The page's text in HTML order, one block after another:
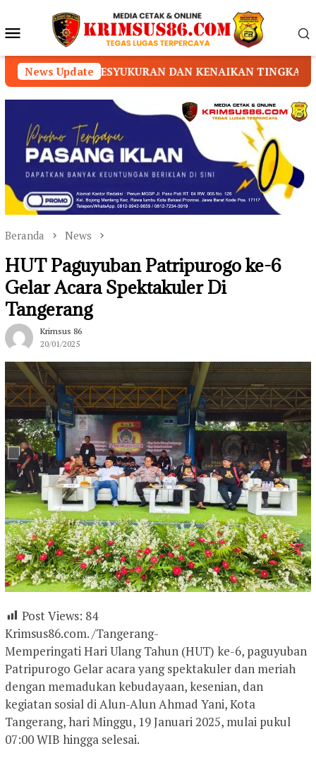
konten Menu
Mobile
News Update
DAN KENAIKAN TINGKAT/SABUK
Beranda News
HUT Paguyuban Patripurogo ke-6
Gelar Acara Spektakuler Di
Tangerang
Krimsus 86
20/01/2025
Post Views: 84
Krimsus86.com. /Tangerang-
Memperingati Hari Ulang Tahun (HUT) ke-6, paguyuban
Patripurogo Gelar acara yang spektakuler dan meriah
dengan memadukan kebudayaan, kesenian, dan
kegiatan sosial di Alun-Alun Ahmad Yani, Kota
Tangerang, hari Minggu, 19 Januari 2025, mulai pukul
07:00 WIB hingga selesai.